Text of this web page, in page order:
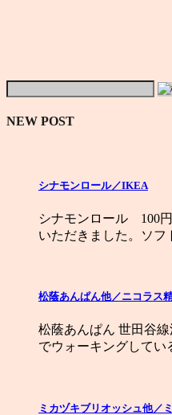
NEW POST
シナモンロール／IKEA
シナモンロール 100
いただきました。ソ
松蔭あんぱん他／ニコラス
松蔭あんぱん 世田谷
でウォーキングして
ミカヅキブリオッシュ他／